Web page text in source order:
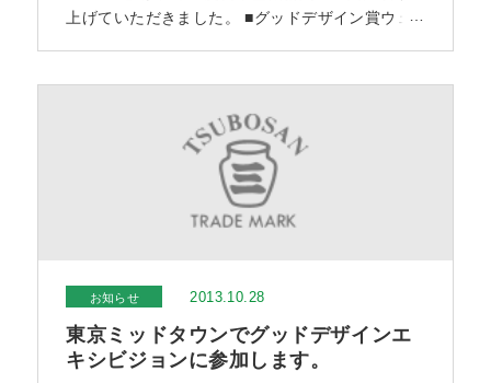
上げていただきました。 ■グッドデザイン賞ウェ
お知らせ 2013.10.28
東京ミッドタウンでグッドデザインエ
キシビジョンに参加します。